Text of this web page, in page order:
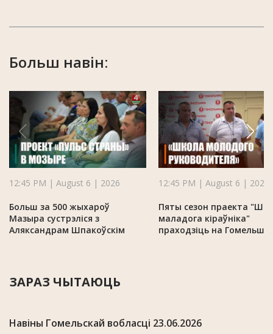
Больш навін:
12:45 PM | August 6 | 2026
Больш за 500 жыхароў
Мазыра сустрэліся з
Аляксандрам Шпакоўскім
12:45 PM | August 6 | 2026
Пяты сезон праекта
маладога кіраўніка"
праходзіць на
ЗАРАЗ ЧЫТАЮЦЬ
Навіны Гомельскай вобласці 23.06.2026